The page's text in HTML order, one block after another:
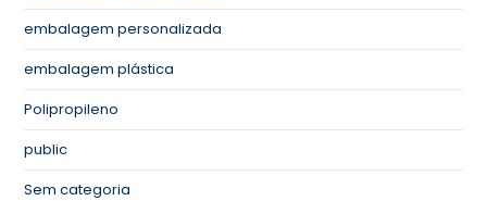
embalagem personalizada
embalagem plástica
Polipropileno
public
Sem categoria